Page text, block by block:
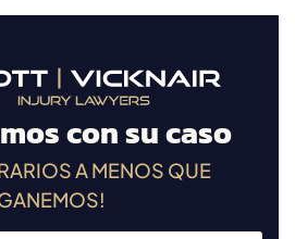
con su caso
A MENOS QUE